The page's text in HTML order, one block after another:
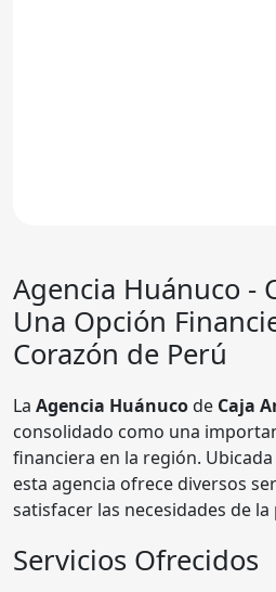
Agencia Huánuco -
Una Opción
Corazón de Perú
La Agencia Huánucode Caja
consolidado como una
financiera en la región.
esta agencia ofrece diversos
satisfacer las necesidades de
Servicios Ofrecidos